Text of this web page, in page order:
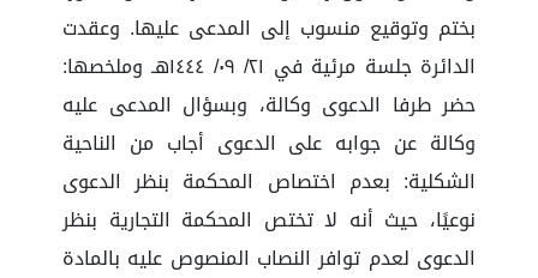
بختم وتوقيع منسوب إلى المدعى عليها. وعقدت
الدائرة جلسة مرئية في ٢١/ ٠٩/ ١٤٤٤هـ وملخصها:
حضر طرفا الدعوى وكالة، وبسؤال المدعى عليه
وكالة عن جوابه على الدعوى أجاب من الناحية
الشكلية: بعدم اختصاص المحكمة بنظر الدعوى
نوعيًا، حيث أنه لا تختص المحكمة التجارية بنظر
الدعوى لعدم توافر النصاب المنصوص عليه بالمادة